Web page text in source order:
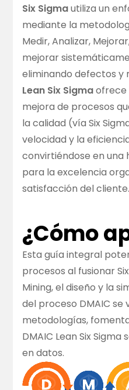
Six Sigmautiliza un
mediante la
Medir, Analizar,
mejorar
eliminando defectos y
Lean Six Sigmaofrece
mejora de procesos
la calidad (vía Six
velocidad y la
convirtiéndose en
para la excelencia
satisfacción del cliente.
¿Cómo
Esta guía integral
procesos al fusionar
Mining, el diseño y la
del proceso DMAIC
metodologías,
DMAIC Lean Six
en datos.